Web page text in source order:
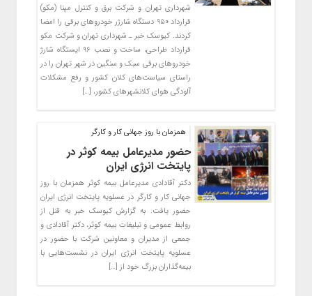
شهرداری تهران و شرکت برق و کنترل مپنا (مکو)
قرارداد ۹۵۰ دستگاه شارژر خودروهای برقی را امضا
کردند. کیوسک خبر ـ شهرداری تهران و شرکت مکو
قرارداد طراحی، ساخت و نصب ۹۶ ایستگاه شارژ
خودروهای برقی سبک و سنگین در شهر تهران را در
راستای سیاست‌های کلان کشور و رفع مشکلات
آلودگی هوای کلانشهرهای کشور، […]
همزمان با روز جهانی کار و کارگر
حضور مدیرعامل بیمه کوثر در
پایتخت انرژی ایران
دکتر آقادادی مدیرعامل بیمه کوثر همزمان با روز
جهانی کار و کارگر در عسلویه پایتخت انرژی ایران
حضور یافت. به گزارش کیوسک خبر به قنل از
روابط عمومی و تبلیغات بیمه کوثر، دکتر آقادادی و
جمعی از مدیران و معاونین شرکت با حضور در
عسلویه پایتخت انرژی ایران در نشست‌هایی با
بیمه‌گذاران بزرگ خود از […]